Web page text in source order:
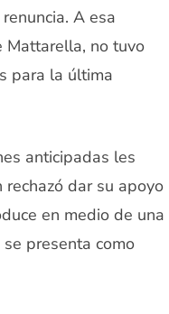
A esa
Mattarella, no tuvo
para la última
anticipadas les
dar su apoyo
en medio de una
presenta como